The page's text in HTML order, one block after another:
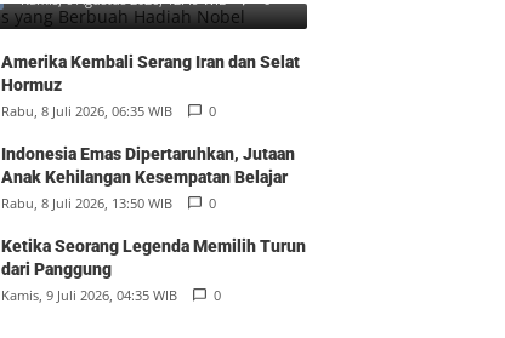
Amerika Kembali Serang Iran dan Selat
Hormuz
Rabu, 8 Juli 2026, 06:35 WIB 0
Indonesia Emas Dipertaruhkan, Jutaan
Anak Kehilangan Kesempatan Belajar
Rabu, 8 Juli 2026, 13:50 WIB 0
Ketika Seorang Legenda Memilih Turun
dari Panggung
Kamis, 9 Juli 2026, 04:35 WIB 0